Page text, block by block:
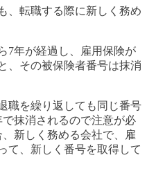
、転職する際に新しく務め
7年が経過し、雇用保険が
、その被保険者番号は抹消
職を繰り返しても同じ番号
抹消されるので注意が必
新しく務める会社で、雇
て、新しく番号を取得して